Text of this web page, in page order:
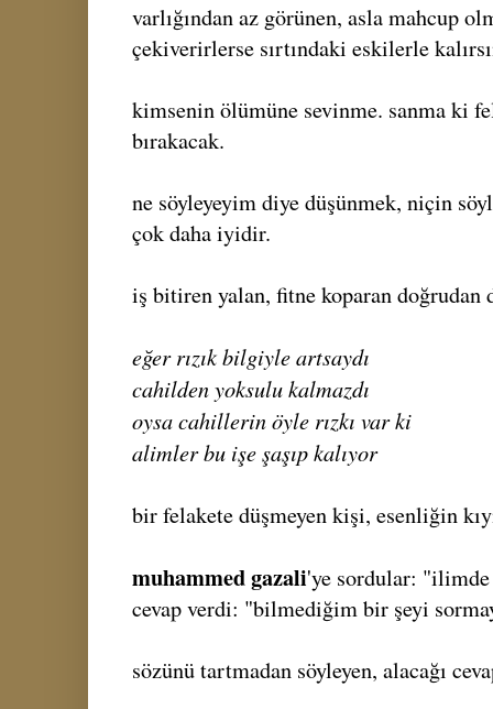
varlığından az görünen, asla mahcup
çekiverirlerse sırtındaki eskilerle
kimsenin ölümüne sevinme. sanma ki
bırakacak.
ne söyleyeyim diye düşünmek, niçin
çok daha iyidir.
iş bitiren yalan, fitne koparan doğrudan
eğer rızık bilgiyle artsaydı
cahilden yoksulu kalmazdı
oysa cahillerin öyle rızkı var ki
alimler bu işe şaşıp kalıyor
bir felakete düşmeyen kişi, esenliğin
muhammed gazali'ye sordular: "ilimde
cevap verdi: "bilmediğim bir şeyi
sözünü tartmadan söyleyen, alacağı